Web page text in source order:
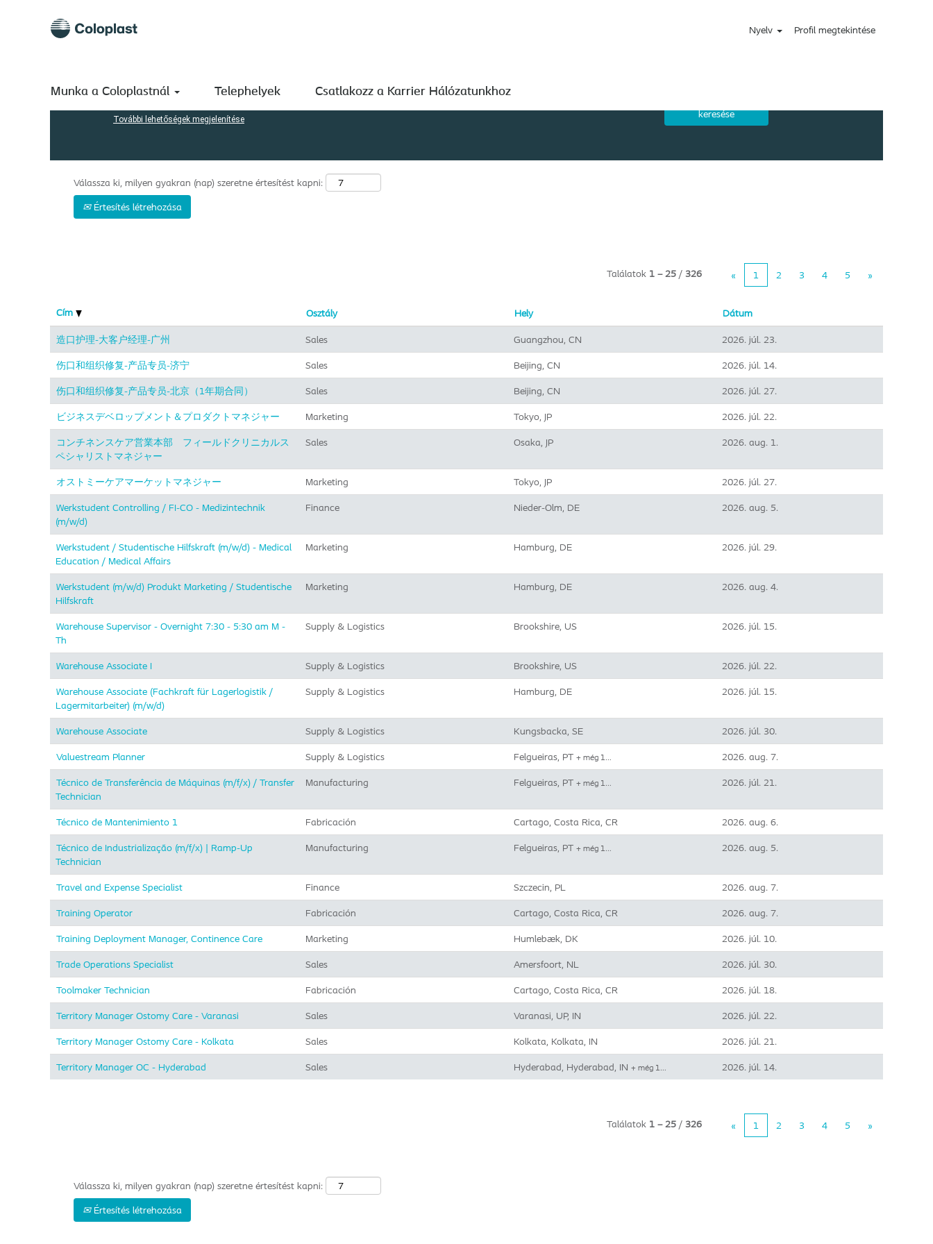
Nyelv Profil megtekintése
Munka a Coloplastnál Telephelyek Csatlakozz a Karrier Hálózatunkhoz
További lehetőségek megjelenítése
Válassza ki, milyen gyakran (nap) szeretne értesítést kapni:
Értesítés létrehozása
Találatok 1 – 25 / 326 « 1 2 3 4 5 »
Cím Osztály Hely Dátum
造口护理-大客户经理-广州 Sales Guangzhou, CN 2026. júl. 23.
伤口和组织修复-产品专员-济宁 Sales Beijing, CN 2026. júl. 14.
伤口和组织修复-产品专员-北京（1年期合同） Sales Beijing, CN 2026. júl. 27.
ビジネスデベロップメント＆プロダクトマネジャー Marketing Tokyo, JP 2026. júl. 22.
コンチネンスケア営業本部 フィールドクリニカルス
ペシャリストマネジャー
Sales Osaka, JP 2026. aug. 1.
オストミーケアマーケットマネジャー Marketing Tokyo, JP 2026. júl. 27.
Werkstudent Controlling / FI-CO - Medizintechnik
(m/w/d)
Finance Nieder-Olm, DE 2026. aug. 5.
Werkstudent / Studentische Hilfskraft (m/w/d) - Medical
Education / Medical Affairs
Marketing Hamburg, DE 2026. júl. 29.
Werkstudent (m/w/d) Produkt Marketing / Studentische
Hilfskraft
Marketing Hamburg, DE 2026. aug. 4.
Warehouse Supervisor - Overnight 7:30 - 5:30 am M -
Th
Supply & Logistics Brookshire, US 2026. júl. 15.
Warehouse Associate I Supply & Logistics Brookshire, US 2026. júl. 22.
Warehouse Associate (Fachkraft für Lagerlogistik /
Lagermitarbeiter) (m/w/d)
Supply & Logistics Hamburg, DE 2026. júl. 15.
Warehouse Associate Supply & Logistics Kungsbacka, SE 2026. júl. 30.
Valuestream Planner Supply & Logistics Felgueiras, PT + még 1… 2026. aug. 7.
Técnico de Transferência de Máquinas (m/f/x) / Transfer
Technician
Manufacturing Felgueiras, PT + még 1… 2026. júl. 21.
Técnico de Mantenimiento 1 Fabricación Cartago, Costa Rica, CR 2026. aug. 6.
Técnico de Industrialização (m/f/x) | Ramp-Up
Technician
Manufacturing Felgueiras, PT + még 1… 2026. aug. 5.
Travel and Expense Specialist Finance Szczecin, PL 2026. aug. 7.
Training Operator Fabricación Cartago, Costa Rica, CR 2026. aug. 7.
Training Deployment Manager, Continence Care Marketing Humlebæk, DK 2026. júl. 10.
Trade Operations Specialist Sales Amersfoort, NL 2026. júl. 30.
Toolmaker Technician Fabricación Cartago, Costa Rica, CR 2026. júl. 18.
Territory Manager Ostomy Care - Varanasi Sales Varanasi, UP, IN 2026. júl. 22.
Territory Manager Ostomy Care - Kolkata Sales Kolkata, Kolkata, IN 2026. júl. 21.
Territory Manager OC - Hyderabad Sales Hyderabad, Hyderabad, IN + még 1… 2026. júl. 14.
Találatok 1 – 25 / 326 « 1 2 3 4 5 »
Válassza ki, milyen gyakran (nap) szeretne értesítést kapni:
Értesítés létrehozása